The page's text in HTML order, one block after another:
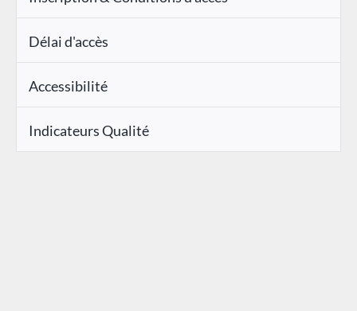
Délai d'accès
Accessibilité
Indicateurs Qualité